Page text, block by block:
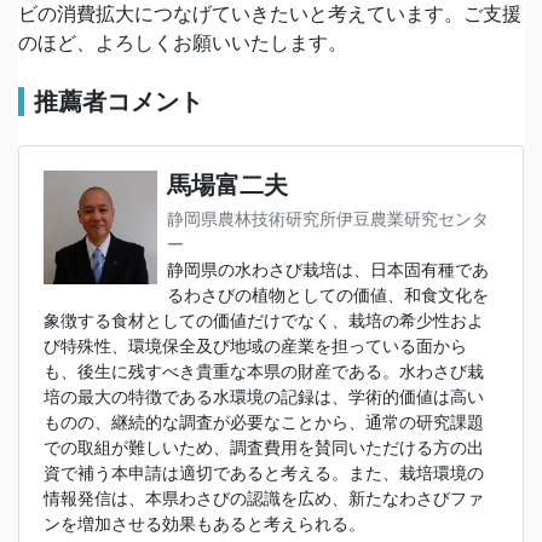
ビの消費拡大につなげていきたいと考えています。ご支援
のほど、よろしくお願いいたします。
推薦者コメント
馬場富二夫
静岡県農林技術研究所伊豆農業研究センタ
ー
静岡県の水わさび栽培は、日本固有種であ
るわさびの植物としての価値、和食文化を
象徴する食材としての価値だけでなく、栽培の希少性およ
び特殊性、環境保全及び地域の産業を担っている面から
も、後生に残すべき貴重な本県の財産である。水わさび栽
培の最大の特徴である水環境の記録は、学術的価値は高い
ものの、継続的な調査が必要なことから、通常の研究課題
での取組が難しいため、調査費用を賛同いただける方の出
資で補う本申請は適切であると考える。また、栽培環境の
情報発信は、本県わさびの認識を広め、新たなわさびファ
ンを増加させる効果もあると考えられる。